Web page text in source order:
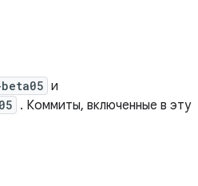
и
. Коммиты, включенные в эту